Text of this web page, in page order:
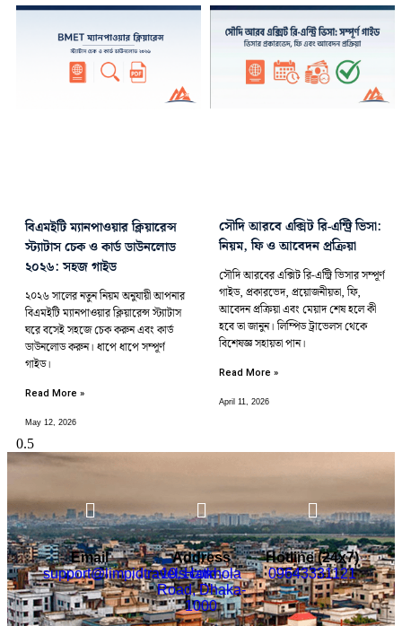
বিএমইটি ম্যানপাওয়ার ক্লিয়ারেন্স
স্ট্যাটাস চেক ও কার্ড ডাউনলোড
২০২৬: সহজ গাইড
২০২৬ সালের নতুন নিয়ম অনুযায়ী আপনার
বিএমইটি ম্যানপাওয়ার ক্লিয়ারেন্স স্ট্যাটাস
ঘরে বসেই সহজে চেক করুন এবং কার্ড
ডাউনলোড করুন। ধাপে ধাপে সম্পূর্ণ
গাইড।
Read More »
May 12, 2026
সৌদি আরবে এক্সিট রি-এন্ট্রি ভিসা:
নিয়ম, ফি ও আবেদন প্রক্রিয়া
সৌদি আরবের এক্সিট রি-এন্ট্রি ভিসার সম্পূর্ণ
গাইড, প্রকারভেদ, প্রয়োজনীয়তা, ফি,
আবেদন প্রক্রিয়া এবং মেয়াদ শেষ হলে কী
হবে তা জানুন। লিম্পিড ট্রাভেলস থেকে
বিশেষজ্ঞ সহায়তা পান।
Read More »
April 11, 2026
Email
support@limpidtravels.com
Address
10, Hatkhola
Road, Dhaka-
1000
Hotline (24x7)
09643331121